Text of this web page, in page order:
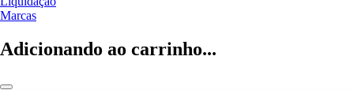
Marcas
Adicionando ao carrinho...